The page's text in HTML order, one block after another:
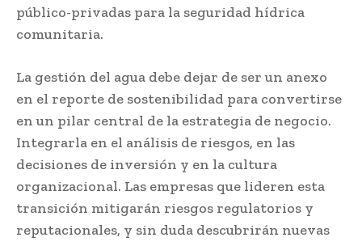
público-privadas para la seguridad hídrica
comunitaria.
La gestión del agua debe dejar de ser un anexo
en el reporte de sostenibilidad para convertirse
en un pilar central de la estrategia de negocio.
Integrarla en el análisis de riesgos, en las
decisiones de inversión y en la cultura
organizacional. Las empresas que lideren esta
transición mitigarán riesgos regulatorios y
reputacionales, y sin duda descubrirán nuevas